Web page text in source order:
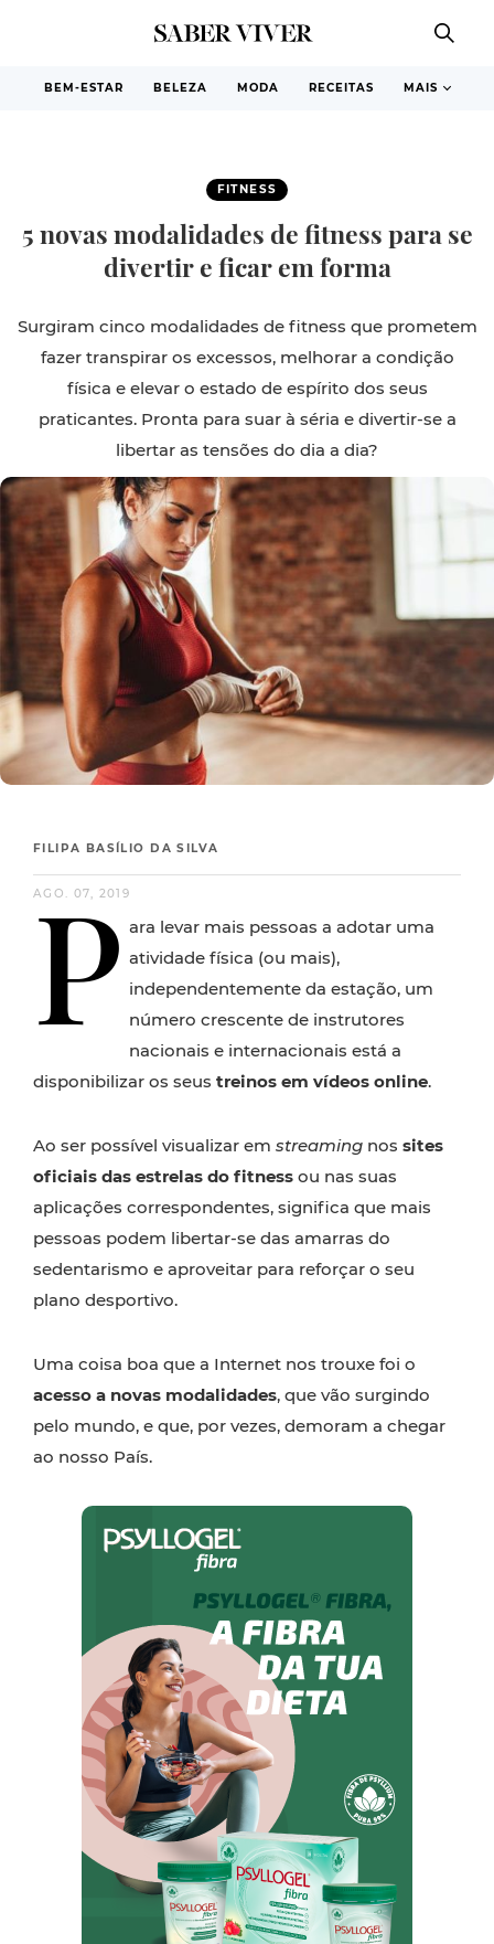
BEM-ESTAR BELEZA MODA RECEITAS MAIS
FITNESS
5 novas modalidades de fitness para se
divertir e ficar em forma
Surgiram cinco modalidades de fitness que prometem
fazer transpirar os excessos, melhorar a condição
física e elevar o estado de espírito dos seus
praticantes. Pronta para suar à séria e divertir-se a
libertar as tensões do dia a dia?
FILIPA BASÍLIO DA SILVA
AGO. 07, 2019
P ara levar mais pessoas a adotar uma
atividade física (ou mais),
independentemente da estação, um
número crescente de instrutores
nacionais e internacionais está a
disponibilizar os seus treinos em vídeos online.
Ao ser possível visualizar em streaming nos sites
oficiais das estrelas do fitness ou nas suas
aplicações correspondentes, significa que mais
pessoas podem libertar-se das amarras do
sedentarismo e aproveitar para reforçar o seu
plano desportivo.
Uma coisa boa que a Internet nos trouxe foi o
acesso a novas modalidades, que vão surgindo
pelo mundo, e que, por vezes, demoram a chegar
ao nosso País.